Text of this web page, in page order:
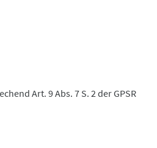
Art. 9 Abs. 7 S. 2 der GPSR